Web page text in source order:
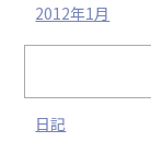
2012年1月
日記